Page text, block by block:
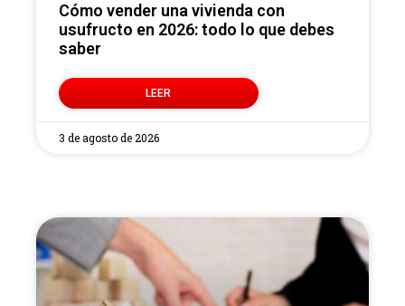
Cómo vender una vivienda con
usufructo en 2026: todo lo que debes
saber
LEER
3 de agosto de 2026